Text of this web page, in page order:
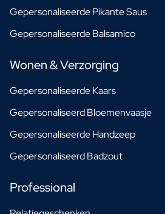
Gepersonaliseerde Pikante Saus
Gepersonaliseerde Balsamico
Wonen & Verzorging
Gepersonaliseerde Kaars
Gepersonaliseerd Bloemenvaasje
Gepersonaliseerde Handzeep
Gepersonaliseerd Badzout
Professional